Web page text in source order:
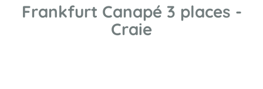
Frankfurt Canapé 3 places -
Craie